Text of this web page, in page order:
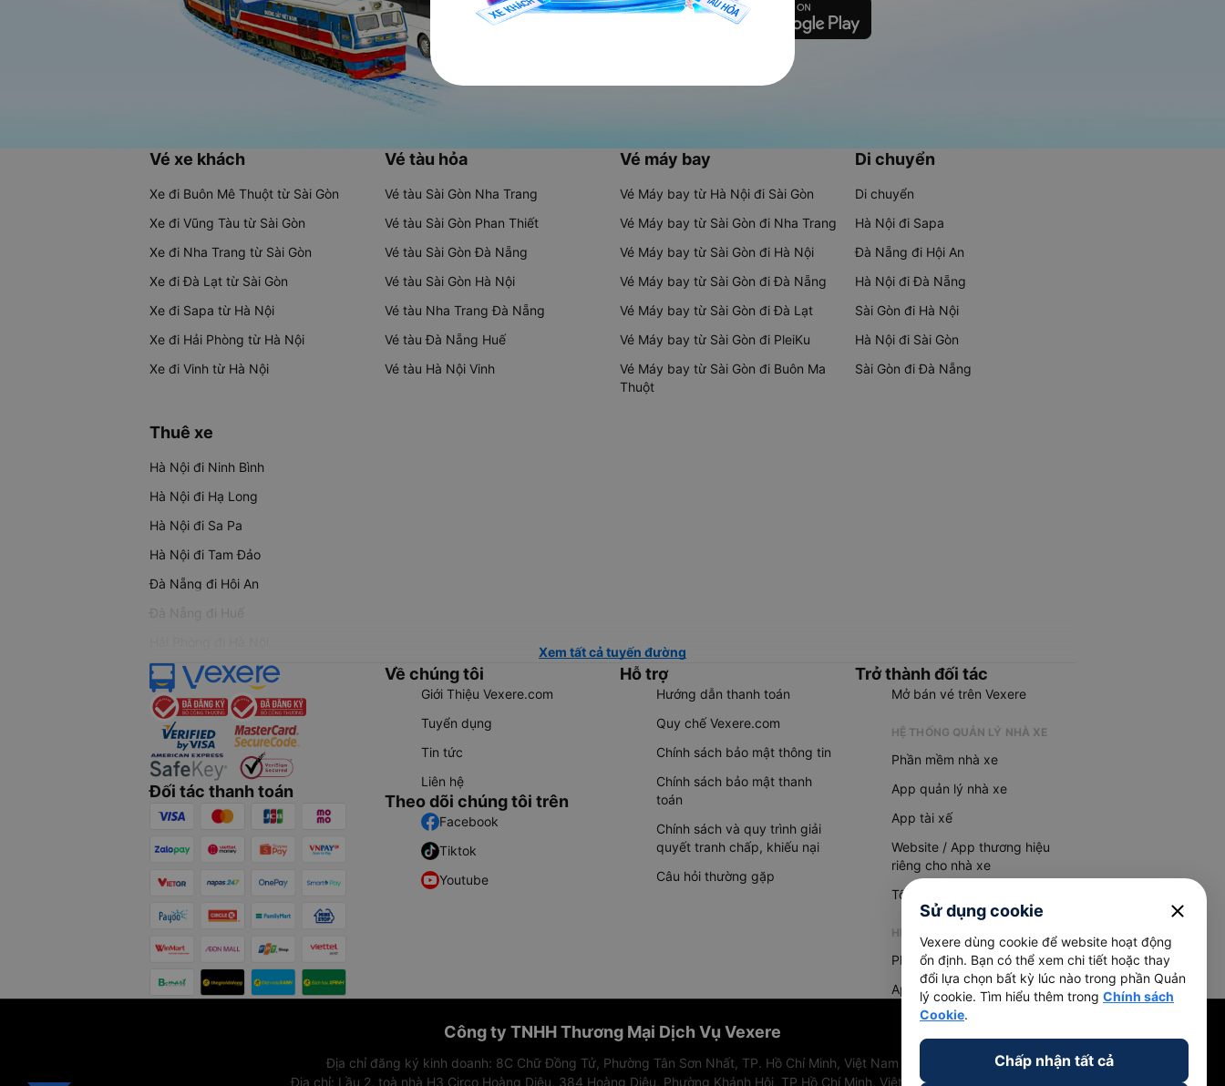
Vé xe khách
Xe đi Buôn Mê Thuột từ Sài Gòn
Xe đi Vũng Tàu từ Sài Gòn
Xe đi Nha Trang từ Sài Gòn
Xe đi Đà Lạt từ Sài Gòn
Xe đi Sapa từ Hà Nội
Xe đi Hải Phòng từ Hà Nội
Xe đi Vinh từ Hà Nội
Vé tàu hỏa
Vé tàu Sài Gòn Nha Trang
Vé tàu Sài Gòn Phan Thiết
Vé tàu Sài Gòn Đà Nẵng
Vé tàu Sài Gòn Hà Nội
Vé tàu Nha Trang Đà Nẵng
Vé tàu Đà Nẵng Huế
Vé tàu Hà Nội Vinh
Vé máy bay
Vé Máy bay từ Hà Nội đi Sài Gòn
Vé Máy bay từ Sài Gòn đi Nha Trang
Vé Máy bay từ Sài Gòn đi Hà Nội
Vé Máy bay từ Sài Gòn đi Đà Nẵng
Vé Máy bay từ Sài Gòn đi Đà Lạt
Vé Máy bay từ Sài Gòn đi PleiKu
Vé Máy bay từ Sài Gòn đi Buôn Ma
Thuột
Di chuyển
Di chuyển
Hà Nội đi Sapa
Đà Nẵng đi Hội An
Hà Nội đi Đà Nẵng
Sài Gòn đi Hà Nội
Hà Nội đi Sài Gòn
Sài Gòn đi Đà Nẵng
Thuê xe
Hà Nội đi Ninh Bình
Hà Nội đi Hạ Long
Hà Nội đi Sa Pa
Hà Nội đi Tam Đảo
Đà Nẵng đi Hội An
Đà Nẵng đi Huế
Xem tất cả tuyến đường
Đối tác thanh toán
Về chúng tôi
Giới Thiệu Vexere.com
Tuyển dụng
Tin tức
Liên hệ
Theo dõi chúng tôi trên
Facebook
Tiktok
Youtube
Hỗ trợ
Hướng dẫn thanh toán
Quy chế Vexere.com
Chính sách bảo mật thông tin
Chính sách bảo mật thanh
toán
Chính sách và quy trình giải
quyết tranh chấp, khiếu nại
Câu hỏi thường gặp
Trở thành đối tác
Mở bán vé trên Vexere
HỆ THỐNG QUẢN LÝ NHÀ XE
Phần mềm nhà xe
App quản lý nhà xe
App tài xế
Website / App thương hiệu
riêng cho nhà xe
Tổng đài AI
HỆ THỐNG QUẢN LÝ HÀNG HOÁ
Phần mềm quản lý hàng hoá
App quản lý hàng hoá
Công ty TNHH Thương Mại Dịch Vụ Vexere
Địa chỉ đăng ký kinh doanh: 8C Chữ Đồng Tử, Phường Tân Sơn Nhất, TP. Hồ Chí Minh, Việt Nam
Địa chỉ: Lầu 2, toà nhà H3 Circo Hoàng Diệu, 384 Hoàng Diệu, Phường Khánh Hội, TP Hồ Chí Minh, Việt Nam
Sử dụng cookie close
Vexere dùng cookie để website hoạt động
ổn định. Bạn có thể xem chi tiết hoặc thay
đổi lựa chọn bất kỳ lúc nào trong phần Quản
lý cookie. Tìm hiểu thêm trong Chính sách
Cookie.
Chấp nhận tất cả